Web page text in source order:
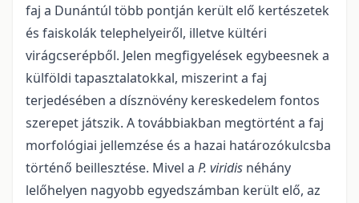
faj a Dunántúl több pontján került elő kertészetek
és faiskolák telephelyeiről, illetve kültéri
virágcserépből. Jelen megfigyelések egybeesnek a
külföldi tapasztalatokkal, miszerint a faj
terjedésében a dísznövény kereskedelem fontos
szerepet ját­szik. A továbbiakban megtörtént a faj
morfológiai jellemzése és a hazai határozókulcsba
történő beillesztése. Mivel a P. viridis néhány
lelőhelyen nagyobb egyedszámban került elő, az